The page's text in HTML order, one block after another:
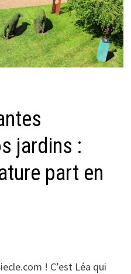
jardins :
part en
! C’est Léa qui